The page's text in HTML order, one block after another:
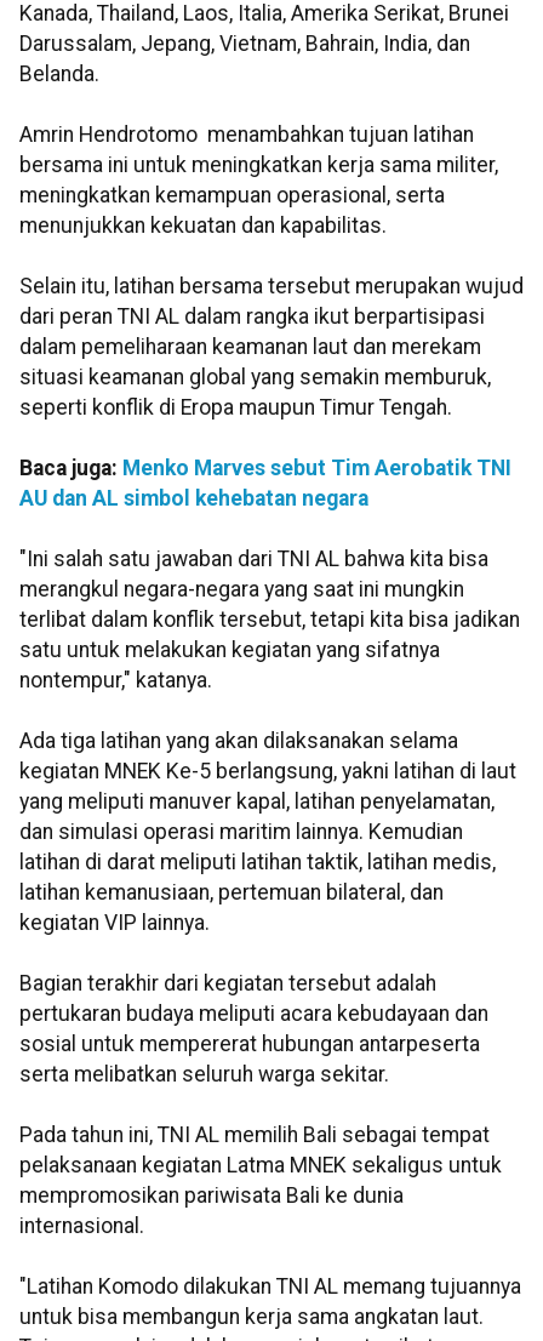
Kanada, Thailand, Laos, Italia, Amerika Serikat, Brunei
Darussalam, Jepang, Vietnam, Bahrain, India, dan
Belanda.
Amrin Hendrotomo menambahkan tujuan latihan
bersama ini untuk meningkatkan kerja sama militer,
meningkatkan kemampuan operasional, serta
menunjukkan kekuatan dan kapabilitas.
Selain itu, latihan bersama tersebut merupakan wujud
dari peran TNI AL dalam rangka ikut berpartisipasi
dalam pemeliharaan keamanan laut dan merekam
situasi keamanan global yang semakin memburuk,
seperti konflik di Eropa maupun Timur Tengah.
Baca juga: Menko Marves sebut Tim Aerobatik TNI
AU dan AL simbol kehebatan negara
"Ini salah satu jawaban dari TNI AL bahwa kita bisa
merangkul negara-negara yang saat ini mungkin
terlibat dalam konflik tersebut, tetapi kita bisa jadikan
satu untuk melakukan kegiatan yang sifatnya
nontempur," katanya.
Ada tiga latihan yang akan dilaksanakan selama
kegiatan MNEK Ke-5 berlangsung, yakni latihan di laut
yang meliputi manuver kapal, latihan penyelamatan,
dan simulasi operasi maritim lainnya. Kemudian
latihan di darat meliputi latihan taktik, latihan medis,
latihan kemanusiaan, pertemuan bilateral, dan
kegiatan VIP lainnya.
Bagian terakhir dari kegiatan tersebut adalah
pertukaran budaya meliputi acara kebudayaan dan
sosial untuk mempererat hubungan antarpeserta
serta melibatkan seluruh warga sekitar.
Pada tahun ini, TNI AL memilih Bali sebagai tempat
pelaksanaan kegiatan Latma MNEK sekaligus untuk
mempromosikan pariwisata Bali ke dunia
internasional.
"Latihan Komodo dilakukan TNI AL memang tujuannya
untuk bisa membangun kerja sama angkatan laut.